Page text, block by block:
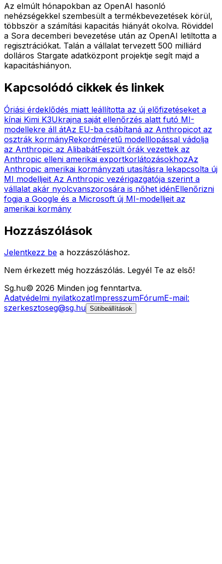
Az elmúlt hónapokban az OpenAI hasonló
nehézségekkel szembesült a termékbevezetések körül,
többször a számítási kapacitás hiányát okolva. Röviddel
a Sora decemberi bevezetése után az OpenAI letiltotta a
regisztrációkat. Talán a vállalat tervezett 500 milliárd
dolláros Stargate adatközpont projektje segít majd a
kapacitáshiányon.
Kapcsolódó cikkek és linkek
Óriási érdeklődés miatt leállította az új előfizetéseket a
kínai Kimi K3Ukrajna saját ellenőrzés alatt futó MI-
modellekre áll átAz EU-ba csábítaná az Anthropicot az
osztrák kormányRekordméretű modelllopással vádolja
az Anthropic az AlibabátFeszült órák vezettek az
Anthropic elleni amerikai exportkorlátozásokhozAz
Anthropic amerikai kormányzati utasításra lekapcsolta új
MI modelljeit Az Anthropic vezérigazgatója szerint a
vállalat akár nyolcvanszorosára is nőhet idénEllenőrizni
fogja a Google és a Microsoft új MI-modelljeit az
amerikai kormány
Hozzászólások
Jelentkezz be a hozzászóláshoz.
Nem érkezett még hozzászólás. Legyél Te az első!
Sg.hu© 2026 Minden jog fenntartva.
Adatvédelmi nyilatkozatImpresszumFórumE-mail:
szerkesztoseg@sg.hu Sütibeállítások